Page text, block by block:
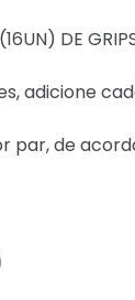
DE
adicione
par, de